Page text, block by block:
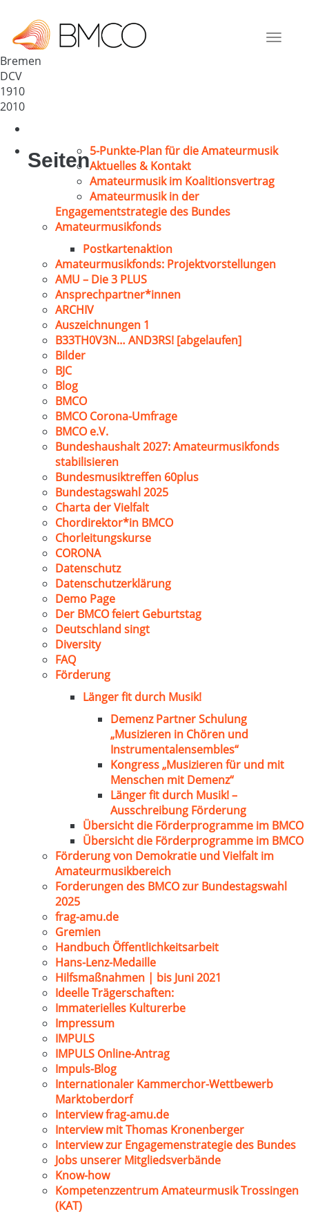
Toggle
Deutschland
28327
Bremen
DCV
1910
2010
Seiten5-Punkte-Plan für die Amateurmusik
Aktuelles & Kontakt
Amateurmusik im Koalitionsvertrag
Amateurmusik in der
Engagementstrategie des Bundes
Amateurmusikfonds
Postkartenaktion
Amateurmusikfonds: Projektvorstellungen
AMU – Die 3 PLUS
Ansprechpartner*innen
ARCHIV
Auszeichnungen 1
B33TH0V3N… AND3RS! [abgelaufen]
Bilder
BJC
Blog
BMCO
BMCO Corona-Umfrage
BMCO e.V.
Bundeshaushalt 2027: Amateurmusikfonds
stabilisieren
Bundesmusiktreffen 60plus
Bundestagswahl 2025
Charta der Vielfalt
Chordirektor*in BMCO
Chorleitungskurse
CORONA
Datenschutz
Datenschutzerklärung
Demo Page
Der BMCO feiert Geburtstag
Deutschland singt
Diversity
FAQ
Förderung
Länger fit durch Musik!
Demenz Partner Schulung
„Musizieren in Chören und
Instrumentalensembles“
Kongress „Musizieren für und mit
Menschen mit Demenz“
Länger fit durch Musik! –
Ausschreibung Förderung
Übersicht die Förderprogramme im BMCO
Übersicht die Förderprogramme im BMCO
Förderung von Demokratie und Vielfalt im
Amateurmusikbereich
Forderungen des BMCO zur Bundestagswahl
2025
frag-amu.de
Gremien
Handbuch Öffentlichkeitsarbeit
Hans-Lenz-Medaille
Hilfsmaßnahmen | bis Juni 2021
Ideelle Trägerschaften:
Immaterielles Kulturerbe
Impressum
IMPULS
IMPULS Online-Antrag
Impuls-Blog
Internationaler Kammerchor-Wettbewerb
Marktoberdorf
Interview frag-amu.de
Interview mit Thomas Kronenberger
Interview zur Engagemenstrategie des Bundes
Jobs unserer Mitgliedsverbände
Know-how
Kompetenzzentrum Amateurmusik Trossingen
(KAT)